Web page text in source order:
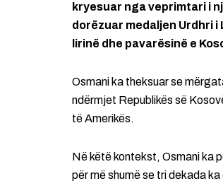
kryesuar nga veprimtari i
dorëzuar medaljen Urdhri
lirinë dhe pavarësinë e
Osmani ka theksuar se
ndërmjet Republikës së
të Amerikës.
Në këtë kontekst, Osmani ka
për më shumë se tri dekada